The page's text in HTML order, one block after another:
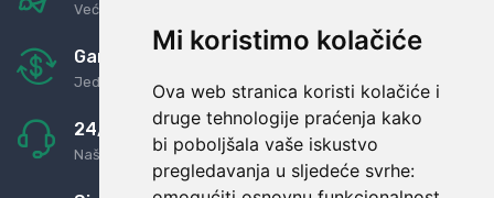
Mi koristimo kolačiće
Ova web stranica koristi kolačiće i
druge tehnologije praćenja kako
bi poboljšala vaše iskustvo
pregledavanja u sljedeće svrhe:
Već za nekoliko dana kod vas
Garancija u povrat novaca
Jednostavno pravilo: Roba za novac
24/7 odlična podrška
Naši agenti uvijek na raspolaganju